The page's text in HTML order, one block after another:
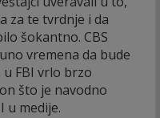
za te tvrdnje i da
šokantno. CBS
vremena da bude
FBI vrlo brzo
što je navodno
u medije.